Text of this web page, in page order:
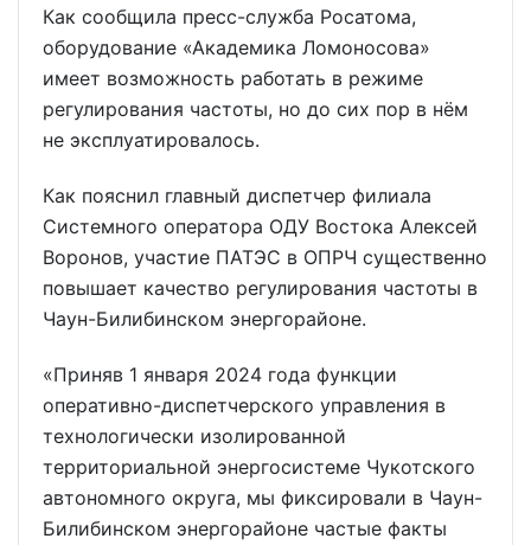
Как сообщила пресс-служба Росатома,
оборудование «Академика Ломоносова»
имеет возможность работать в режиме
регулирования частоты, но до сих пор в нём
не эксплуатировалось.
Как пояснил главный диспетчер филиала
Системного оператора ОДУ Востока Алексей
Воронов, участие ПАТЭС в ОПРЧ существенно
повышает качество регулирования частоты в
Чаун-Билибинском энергорайоне.
«Приняв 1 января 2024 года функции
оперативно-диспетчерского управления в
технологически изолированной
территориальной энергосистеме Чукотского
автономного округа, мы фиксировали в Чаун-
Билибинском энергорайоне частые факты